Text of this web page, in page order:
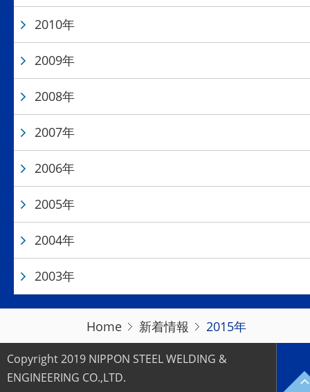
Home 新着情報 2015年
2010年
2009年
2008年
2007年
2006年
2005年
2004年
2003年
Copyright 2019 NIPPON STEEL WELDING &
ENGINEERING CO.,LTD.